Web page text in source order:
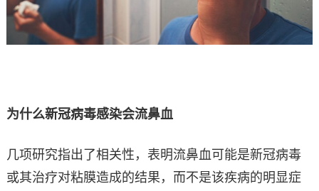
为什么新冠病毒感染会流鼻血
几项研究指出了相关性，表明流鼻血可能是新冠病毒
或其治疗对粘膜造成的结果，而不是该疾病的明显症